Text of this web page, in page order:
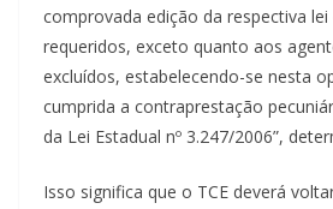
comprovada edição da respectiva
requeridos, exceto quanto aos
excluídos, estabelecendo-se nesta
cumprida a contraprestação
da Lei Estadual nº 3.247/2006”,
Isso significa que o TCE deverá